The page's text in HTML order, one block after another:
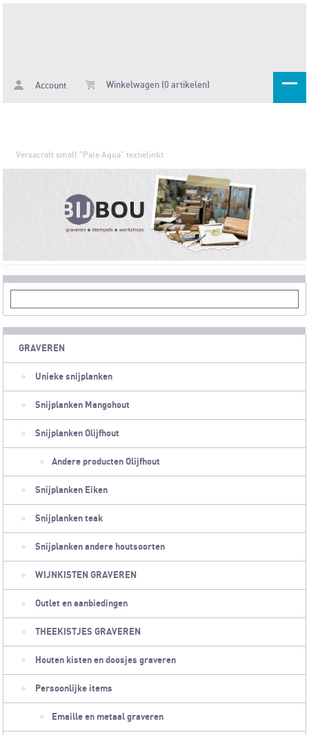
Account Winkelwagen (0 artikelen)
Versacraft small "Pale Aqua" textielinkt
GRAVEREN
Unieke snijplanken
Snijplanken Mangohout
Snijplanken Olijfhout
Andere producten Olijfhout
Snijplanken Eiken
Snijplanken teak
Snijplanken andere houtsoorten
WIJNKISTEN GRAVEREN
Outlet en aanbiedingen
THEEKISTJES GRAVEREN
Houten kisten en doosjes graveren
Persoonlijke items
Emaille en metaal graveren